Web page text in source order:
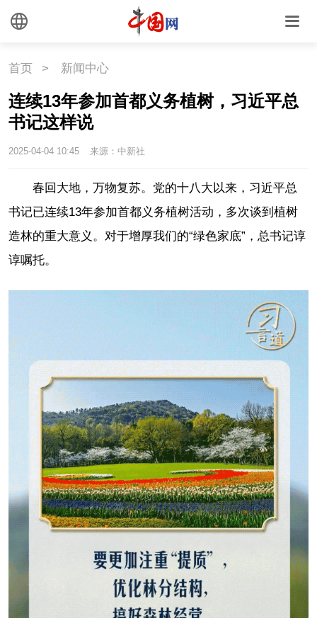
首页 > 新闻中心
连续13年参加首都义务植树，习近平总
书记这样说
2025-04-04 10:45 来源：中新社
春回大地，万物复苏。党的十八大以来，习近平总
书记已连续13年参加首都义务植树活动，多次谈到植树
造林的重大意义。对于增厚我们的“绿色家底”，总书记谆
谆嘱托。